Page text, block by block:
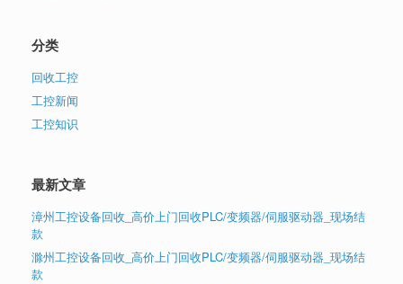
分类
回收工控
工控新闻
工控知识
最新文章
漳州工控设备回收_高价上门回收PLC/变频器/伺服驱动器_现场结
款
滁州工控设备回收_高价上门回收PLC/变频器/伺服驱动器_现场结
款